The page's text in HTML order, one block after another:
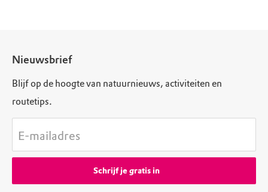
Nieuwsbrief
Blijf op de hoogte van natuurnieuws, activiteiten en
routetips.
E-mailadres
Schrijf je gratis in